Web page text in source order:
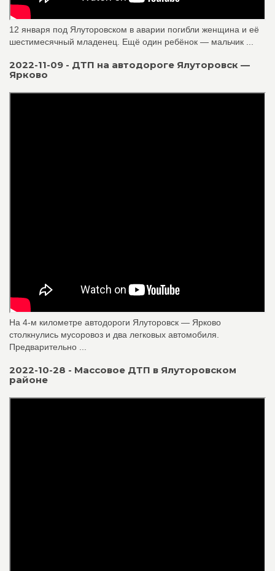
12 января под Ялуторовском в аварии погибли женщина и её
шестимесячный младенец. Ещё один ребёнок — мальчик ...
2022-11-09 - ДТП на автодороге Ялуторовск —
Ярково
На 4-м километре автодороги Ялуторовск — Ярково
столкнулись мусоровоз и два легковых автомобиля.
Предварительно ...
2022-10-28 - Массовое ДТП в Ялуторовском
районе